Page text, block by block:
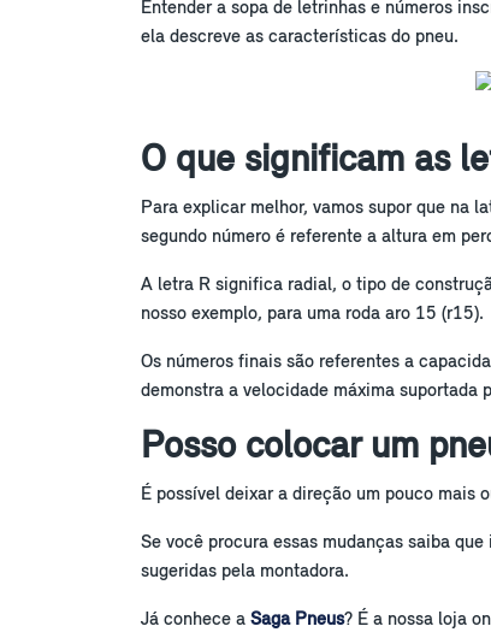
Entender a sopa de letrinhas e números
ela descreve as características do pneu.
O que significam as
Para explicar melhor, vamos supor que na
segundo número é referente a altura em
A letra R significa radial, o tipo de
nosso exemplo, para uma roda aro 15 (r15).
Os números finais são referentes a
demonstra a velocidade máxima
Posso colocar um
É possível deixar a direção um pouco mais
Se você procura essas mudanças saiba
sugeridas pela montadora.
Já conhece a Saga Pneus? É a nossa loja